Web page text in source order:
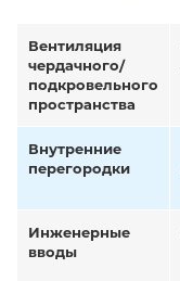
Вентиляция
чердачного/
подкровельного
пространства
Внутренние
перегородки
Инженерные
вводы